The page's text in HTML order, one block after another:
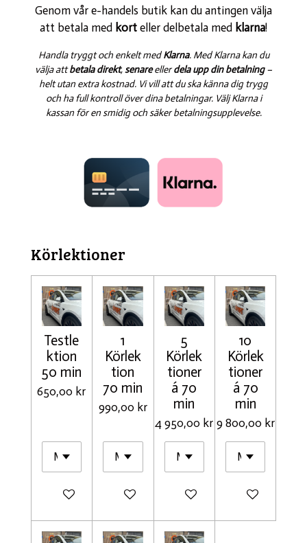
Genom vår e-handels butik kan du antingen välja
att betala med kort eller delbetala med klarna!
Handla tryggt och enkelt medKlarna. Med Klarna kan du
välja attbetala direkt,senareellerdela upp din betalning–
helt utan extra kostnad. Vi vill att du ska känna dig trygg
och ha full kontroll över dina betalningar. Välj Klarna i
kassan för en smidig och säker betalningsupplevelse.
Körlektioner
Testle
ktion
50 min
650,00 kr
Lägg till i varukorg
1
Körlek
tion
70 min
990,00 kr
Lägg till i varukorg
5
Körlek
tioner
á 70
min
4 950,00 kr
Lägg till i varukorg
10
Körlek
tioner
á 70
min
9 800,00 kr
Lägg till i